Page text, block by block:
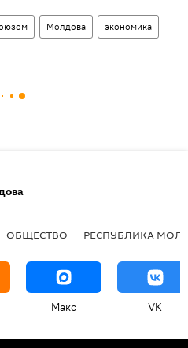
Молдова экономика
ОБЩЕСТВО РЕСПУБЛИКА
Макс VK